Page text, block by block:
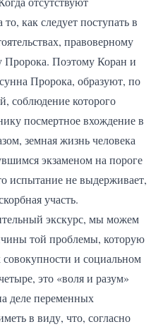
как следует поступать в
правоверному
Пророка. Поэтому Коран и
Пророка, образуют, по
соблюдение которого
посмертное вхождение в
земная жизнь человека
экзаменом на пороге
испытание не выдерживает,
участь.
экскурс, мы можем
той проблемы, которую
и социальном
это «воля и разум»
деле переменных
в виду, что, согласно